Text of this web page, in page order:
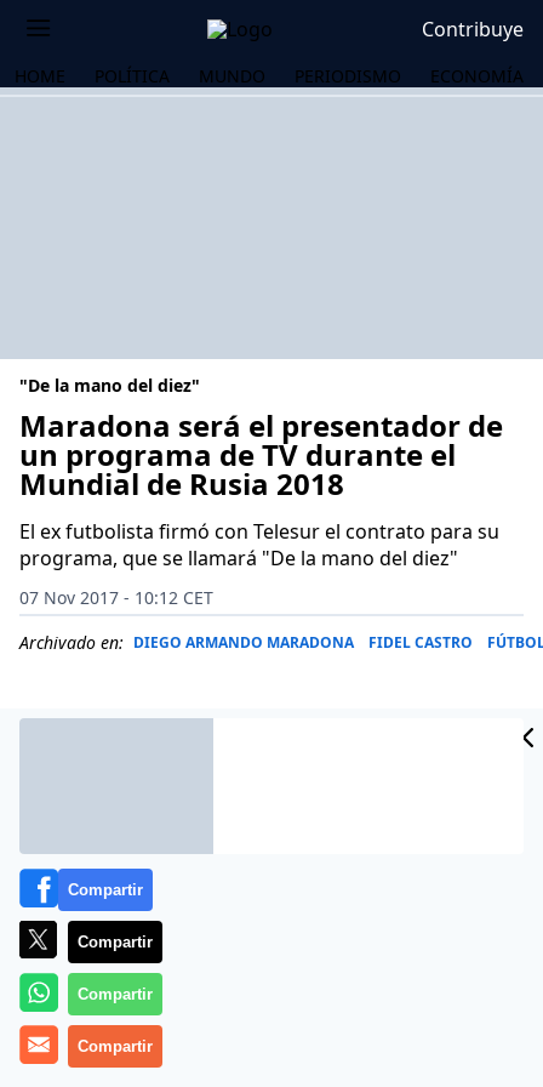
Contribuye
HOME POLÍTICA MUNDO PERIODISMO ECONOMÍA
"De la mano del diez"
Maradona será el presentador de
un programa de TV durante el
Mundial de Rusia 2018
El ex futbolista firmó con Telesur el contrato para su
programa, que se llamará "De la mano del diez"
07 Nov 2017 - 10:12 CET
Archivado en: DIEGO ARMANDO MARADONA FIDEL CASTRO
Diego Armando Maradona tendrá su programa de
televisión durante el Mundial de Rusia 2018. El ciclo se
Compartir
Compartir
Compartir
Compartir